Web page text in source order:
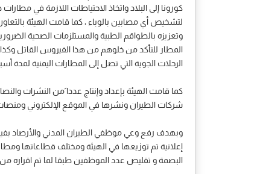
كورونا إلى البلاد واتخاذ الاحتياطات اللازمة في
لتشخيص أي مصابين بالوباء ، كما قامت الهيئة
وتعزيزه بالطواقم الطبية والمستلزمات الصحية
المطار للتأكد من خلوهم من هذا الفيروس القاتل
الرحلات الجوية التي تصل إلى المطارات اليمنية
كما قامت الهيئة بإعداد وإنتاج عددا ًمن النشرات
شركات الطيران ونشرها في الموقع الإلكتروني
وبهدف رفع وعي موظفي الطيران المدني والأرصاد
إعلانية تم توزيعها في الهيئة ومختلف قطاعاتها
البصمة و تقليص عدد الموظفين طبقا لما تم اقراره من